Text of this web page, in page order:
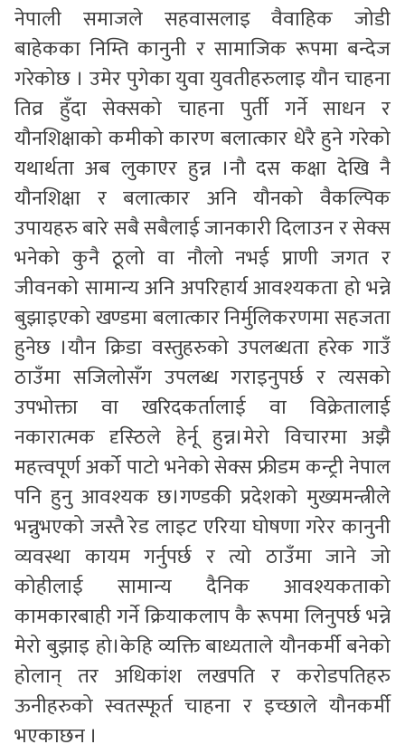
नेपाली समाजले सहवासलाइ वैवाहिक जोडी
बाहेकका निम्ति कानुनी र सामाजिक रूपमा बन्देज
गरेकोछ । उमेर पुगेका युवा युवतीहरुलाइ यौन चाहना
तिव्र हुँदा सेक्सको चाहना पुर्ती गर्ने साधन र
यौनशिक्षाको कमीको कारण बलात्कार धेरै हुने गरेको
यथार्थता अब लुकाएर हुन्न ।नौ दस कक्षा देखि नै
यौनशिक्षा र बलात्कार अनि यौनको वैकल्पिक
उपायहरु बारे सबै सबैलाई जानकारी दिलाउन र सेक्स
भनेको कुनै ठूलो वा नौलो नभई प्राणी जगत र
जीवनको सामान्य अनि अपरिहार्य आवश्यकता हो भन्ने
बुझाइएको खण्डमा बलात्कार निर्मुलिकरणमा सहजता
हुनेछ ।यौन क्रिडा वस्तुहरुको उपलब्धता हरेक गाउँ
ठाउँमा सजिलोसँग उपलब्ध गराइनुपर्छ र त्यसको
उपभोक्ता वा खरिदकर्तालाई वा विक्रेतालाई
नकारात्मक दृस्ठिले हेर्नू हुन्न।मेरो विचारमा अझै
महत्त्वपूर्ण अर्को पाटो भनेको सेक्स फ्रीडम कन्ट्री नेपाल
पनि हुनु आवश्यक छ।गण्डकी प्रदेशको मुख्यमन्त्रीले
भन्नुभएको जस्तै रेड लाइट एरिया घोषणा गरेर कानुनी
व्यवस्था कायम गर्नुपर्छ र त्यो ठाउँमा जाने जो
कोहीलाई सामान्य दैनिक आवश्यकताको
कामकारबाही गर्ने क्रियाकलाप कै रूपमा लिनुपर्छ भन्ने
मेरो बुझाइ हो।केहि व्यक्ति बाध्यताले यौनकर्मी बनेको
होलान् तर अधिकांश लखपति र करोडपतिहरु
ऊनीहरुको स्वतस्फूर्त चाहना र इच्छाले यौनकर्मी
भएकाछन ।